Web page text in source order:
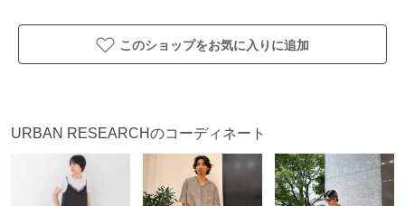
▼お気に入り登録のおすすめ▼
お気に入り登録された商品は、マイページにて現在の価格情
透け感 : ややあり(OFF WHITE)
このショップをお気に入りに追加
URBAN RESEARCHのコーディネート